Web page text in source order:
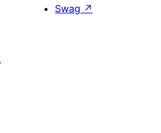
Swag ↗